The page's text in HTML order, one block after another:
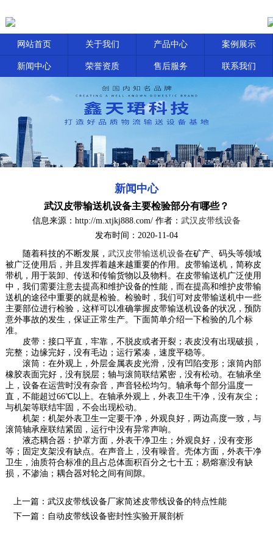
网站首页 关于我们 产品中心 案例展示
新闻中心 荣誉资质 售后服务 联系我们
新闻中心
武汉皮带输送机设备主要检验部分有哪些？
信息来源：http://m.xtjkj888.com/ 作者： 武汉皮带线设备
发布时间：2020-11-04
随着科技的不断发展， 武汉皮带输送机设备在矿产、码头等领域
被广泛使用后，并且发挥着越来越重要的作用。皮带输送机，简称皮
带机，用于装卸、传送和传输货物以及物料。在皮带输送机广泛使用
中，我们需要注意去提高和维护设备的性能，而在提高和维护皮带输
送机的途径中重要的就是检验。检验时，我们可对皮带输送机中一些
主要部位进行检验，这样可以准确掌握皮带输送机设备的状况，预防
意外事故的发生，保证正常生产。下面简单介绍一下检验的几个标
准。
皮带：接口平直，牢靠，不脱皮或者开裂；表皮没有出现破损，
完整；边缘完好，没有毛边；运行紧凑，速度平稳等。
滚筒：在外观上，外层金属表皮光滑，没有凹陷变形；滚筒内部
橡胶表面完好，没有脱层；轴与滚筒联结紧密，没有松动。在轴承坐
上，设备在运营时没有杂音，声音轻松均匀。轴承每个部分温度一
直，不能超过66℃以上。在轴承外观上，外表卫生干净，没有灰尘；
与机架等联结牢固，不会出现松动。
机架：机架外表卫生一定要干净，外观良好，两边高度一致，与
滚筒轴承座联结紧固，运行中没有异常声响。
液态耦合器：护罩方面，外表干净卫生；外观良好，没有变形
等；固定支架没有缺点。在声音上，没有噪音。壳体方面，外表干净
卫生，油质符合标准的且占总体面积百分之七十五；易熔塞没有缺
损，不渗油；耦合器对轮之间有间隙。
上一篇：武汉皮带线设备厂家简述皮带线设备的特点性能
下一篇： 自动皮带线设备密封性实验开展剖析